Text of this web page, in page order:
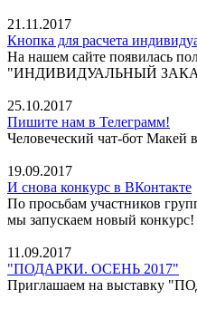
21.11.2017
Кнопка для расчета
На нашем сайте появилась
"ИНДИВИДУАЛЬНЫЙ
25.10.2017
Пишите нам в Телеграмм!
Человеческий чат-бот Макей
19.09.2017
И снова конкурс в ВКонтакте
По просьбам участников
мы запускаем новый конкурс!
11.09.2017
"ПОДАРКИ. ОСЕНЬ 2017"
Приглашаем на выставку